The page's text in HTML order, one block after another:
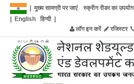
मुख्य सामग्री पर जाएं स्क्रीन रीडर का उपयोग
English हिन्दी|
लॉग इन करें
रजिस्टर